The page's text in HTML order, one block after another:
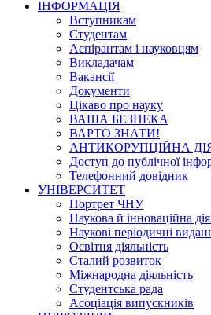
ІНФОРМАЦІЯ
Вступникам
Студентам
Аспірантам і науковцям
Викладачам
Вакансії
Документи
Цікаво про науку
ВАША БЕЗПЕКА
ВАРТО ЗНАТИ!
АНТИКОРУПЦІЙНА
Доступ до публічної
Телефонний довідник
УНІВЕРСИТЕТ
Портрет ЧНУ
Наукова й інноваційна
Наукові періодичні
Освітня діяльність
Сталий розвиток
Міжнародна діяльність
Студентська рада
Асоціація випускників